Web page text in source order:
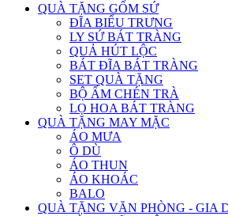
QUÀ TẶNG GỐM SỨ
ĐĨA BIỂU TRƯNG
LY SỨ BÁT TRÀNG
QUẢ HÚT LỘC
BÁT ĐĨA BÁT TRÀNG
SET QUÀ TẶNG
BỘ ẤM CHÉN TRÀ
LỌ HOA BÁT TRÀNG
QUÀ TẶNG MAY MẶC
ÁO MƯA
Ô DÙ
ÁO THUN
ÁO KHOÁC
BALO
QUÀ TẶNG VĂN PHÒNG - GIA